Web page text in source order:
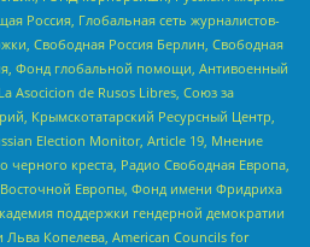
Россия, Глобальная сеть журналистов-
Свободная Россия Берлин, Свободная
Фонд глобальной помощи, Антивоенный
Asocicion de Rusos Libres, Союз за
Крымскотатарский Ресурсный Центр,
Election Monitor, Article 19, Мнение
черного креста, Радио Свободная Европа,
Европы, Фонд имени Фридриха
поддержки гендерной демократии
Копелева, American Councils for